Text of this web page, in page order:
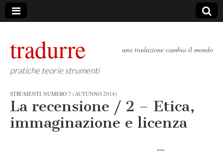
tradurre
pratiche teorie strumenti
una traduzione cambia il mondo
STRUMENTI NUMERO 7 (AUTUNNO 2014)
La recensione / 2 – Etica,
immaginazione e licenza